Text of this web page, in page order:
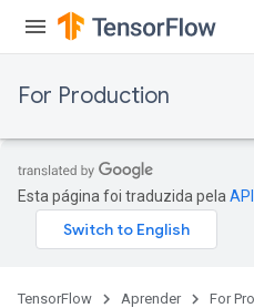
For Production
Esta página foi traduzida pela
TensorFlow Aprender For